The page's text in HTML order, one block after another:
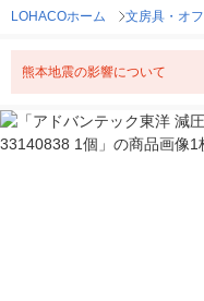
LOHACOホーム 文房具・オ
熊本地震の影響について